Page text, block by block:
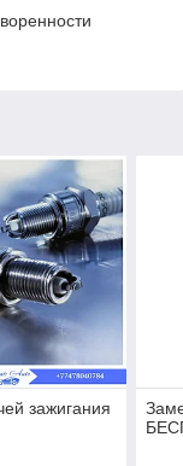
зажигания